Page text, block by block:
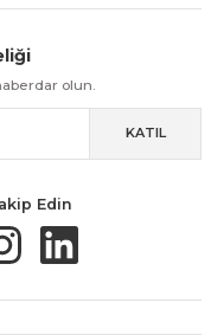
Alışveriş
Kolay İade & Değişim
olun.
KATIL
Edin